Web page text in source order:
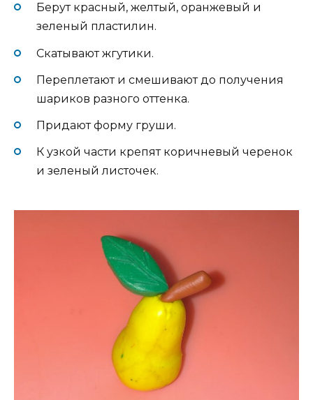
Берут красный, желтый, оранжевый и
зеленый пластилин.
Скатывают жгутики.
Переплетают и смешивают до получения
шариков разного оттенка.
Придают форму груши.
К узкой части крепят коричневый черенок
и зеленый листочек.